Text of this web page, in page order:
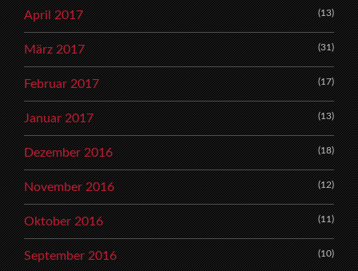
April 2017 (13)
März 2017 (31)
Februar 2017 (17)
Januar 2017 (13)
Dezember 2016 (18)
November 2016 (12)
Oktober 2016 (11)
September 2016 (10)